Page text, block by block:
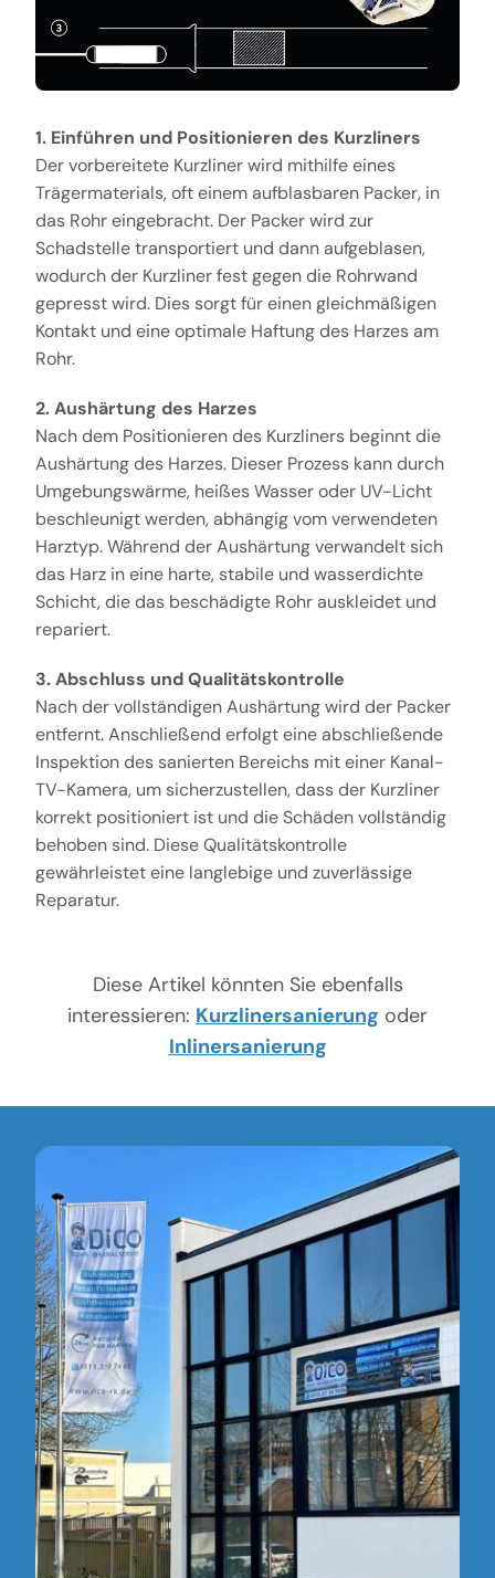
1. Einführen und Positionieren des Kurzliners
Der vorbereitete Kurzliner wird mithilfe eines
Trägermaterials, oft einem aufblasbaren Packer, in
das Rohr eingebracht. Der Packer wird zur
Schadstelle transportiert und dann aufgeblasen,
wodurch der Kurzliner fest gegen die Rohrwand
gepresst wird. Dies sorgt für einen gleichmäßigen
Kontakt und eine optimale Haftung des Harzes am
Rohr.
2. Aushärtung des Harzes
Nach dem Positionieren des Kurzliners beginnt die
Aushärtung des Harzes. Dieser Prozess kann durch
Umgebungswärme, heißes Wasser oder UV-Licht
beschleunigt werden, abhängig vom verwendeten
Harztyp. Während der Aushärtung verwandelt sich
das Harz in eine harte, stabile und wasserdichte
Schicht, die das beschädigte Rohr auskleidet und
repariert.
3. Abschluss und Qualitätskontrolle
Nach der vollständigen Aushärtung wird der Packer
entfernt. Anschließend erfolgt eine abschließende
Inspektion des sanierten Bereichs mit einer Kanal-
TV-Kamera, um sicherzustellen, dass der Kurzliner
korrekt positioniert ist und die Schäden vollständig
behoben sind. Diese Qualitätskontrolle
gewährleistet eine langlebige und zuverlässige
Reparatur.
Diese Artikel könnten Sie ebenfalls
interessieren: Kurzlinersanierung oder
Inlinersanierung